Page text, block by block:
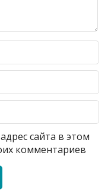
сайта в этом
комментариев